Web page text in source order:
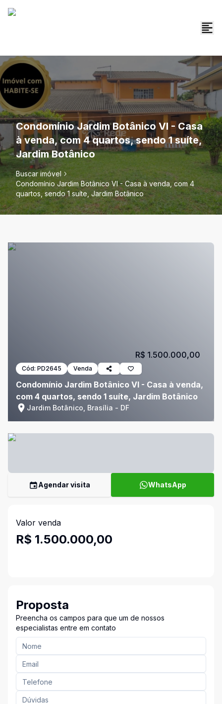
Condomínio Jardim Botânico VI - Casa
à venda, com 4 quartos, sendo 1 suíte,
Jardim Botânico
Buscar imóvel
Condomínio Jardim Botânico VI - Casa à venda, com 4
quartos, sendo 1 suíte, Jardim Botânico
Cód: PD2645 Venda
Condomínio Jardim Botânico VI - Casa à venda,
com 4 quartos, sendo 1 suíte, Jardim Botânico
Jardim Botânico, Brasília - DF
R$ 1.500.000,00
Agendar visita WhatsApp
Valor venda
R$ 1.500.000,00
Proposta
Preencha os campos para que um de nossos
especialistas entre em contato